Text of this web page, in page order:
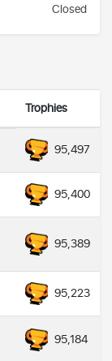
Closed
Trophies
95,497
95,400
95,389
95,223
95,184